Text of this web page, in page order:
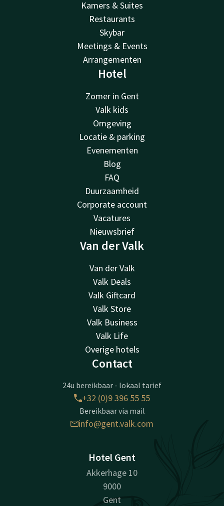
Kamers & Suites
Restaurants
Skybar
Meetings & Events
Arrangementen
Hotel
Zomer in Gent
Valk kids
Omgeving
Locatie & parking
Evenementen
Blog
FAQ
Duurzaamheid
Corporate account
Vacatures
Nieuwsbrief
Van der Valk
Van der Valk
Valk Deals
Valk Giftcard
Valk Store
Valk Business
Valk Life
Overige hotels
Contact
24u bereikbaar - lokaal tarief
+32 (0)9 396 55 55
Bereikbaar via mail
info@gent.valk.com
Hotel Gent
Akkerhage 10
9000
Gent